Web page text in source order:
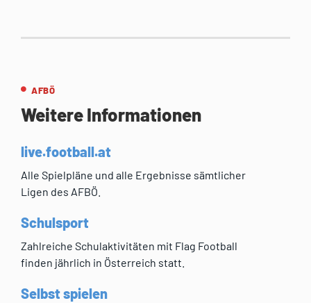
AFBÖ
Weitere Informationen
live.football.at
Alle Spielpläne und alle Ergebnisse sämtlicher
Ligen des AFBÖ.
Schulsport
Zahlreiche Schulaktivitäten mit Flag Football
finden jährlich in Österreich statt.
Selbst spielen